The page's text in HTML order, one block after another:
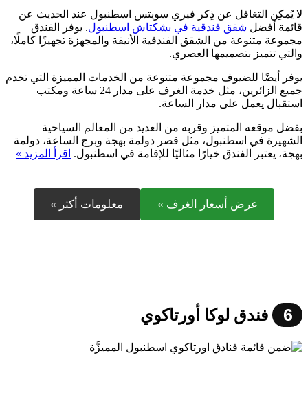
لا يُمكِن التغافل عن ذِكر فيري سويتس اسطنبول عند الحديث عن
قائمة أفضل شقق فندقية في بشكتاش اسطنبول. يوفر الفندق
مجموعة متنوعة من الشقق الفندقية الأنيقة والمجهزة تجهيزًا كاملًا،
والتي تتميز بتصميمها العصري.
يوفر أيضًا للضيوف مجموعة متنوعة من الخدمات المميزة التي تخدم
جميع الزائرين، مثل خدمة الغرف على مدار 24 ساعة ومكتب
استقبال يعمل على مدار الساعة.
بفضل موقعه المتميز وقربه من العديد من المعالم السياحية
الشهيرة في اسطنبول، مثل قصر دولمة بهجة وبرج الساعة، دولمة
بهجة، يعتبر الفندق خيارًا مثاليًا للإقامة في اسطنبول. اقرأ المزيد »
عرض أسعار الغرف » معلومات أكثر »
6 فندق لوكا أورتاكوي